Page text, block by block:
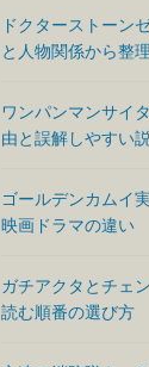
ドクターストーン
と人物関係から整理
ワンパンマンサイ
由と誤解しやすい説
ゴールデンカムイ
映画ドラマの違い
ガチアクタとチェ
読む順番の選び方